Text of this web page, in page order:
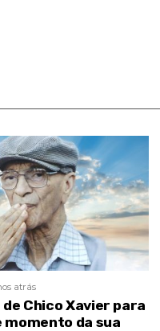
atrás
de Chico Xavier para
momento da sua